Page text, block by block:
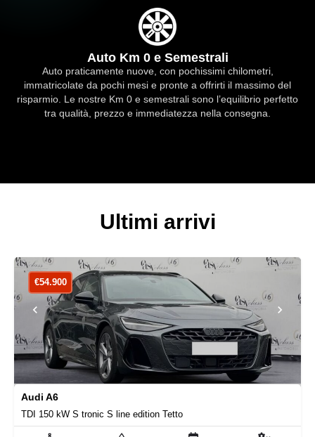
Auto Km 0 e Semestrali
Auto praticamente nuove, con pochissimi chilometri,
immatricolate da pochi mesi e pronte a offrirti il massimo del
risparmio. Le nostre Km 0 e semestrali sono l’equilibrio perfetto
tra qualità, prezzo e immediatezza nella consegna.
Ultimi arrivi
Audi A6
TDI 150 kW S tronic S line edition Tetto
€54.900